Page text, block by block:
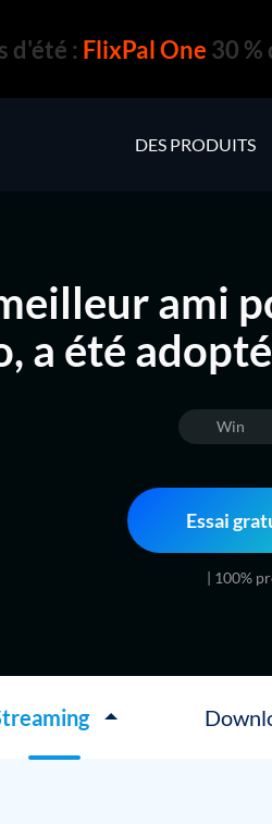
DES PRODUITS
d'été : FlixPal One 30
ami
a été
Win
Essai
| 100%